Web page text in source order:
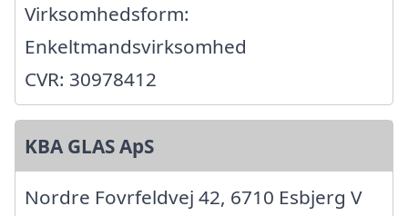
Virksomhedsform:
Enkeltmandsvirksomhed
CVR: 30978412
KBA GLAS ApS
Nordre Fovrfeldvej 42, 6710 Esbjerg V